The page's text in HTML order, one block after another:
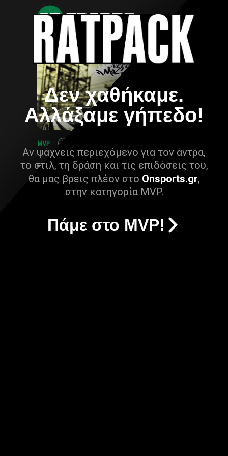
Δεν χαθήκαμε.
Αλλάξαμε γήπεδο!
Αν ψάχνεις περιεχόμενο για τον άντρα,
το στιλ, τη δράση και τις επιδόσεις του,
θα μας βρεις πλέον στο Onsports.gr,
στην κατηγορία MVP.
Πάμε στο MVP!